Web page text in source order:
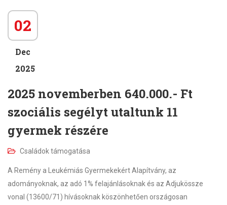
02
Dec
2025
2025 novemberben 640.000.- Ft
szociális segélyt utaltunk 11
gyermek részére
Családok támogatása
A Remény a Leukémiás Gyermekekért Alapítvány, az
adományoknak, az adó 1% felajánlásoknak és az Adjukössze
vonal (13600/71) hívásoknak köszönhetően országosan